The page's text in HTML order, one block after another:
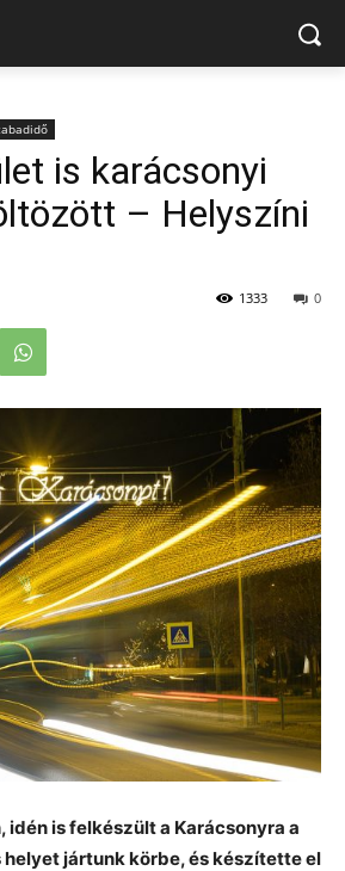
is karácsonyi
– Helyszíni
0
1333
idén is felkészült a Karácsonyra a
helyet jártunk körbe, és készítette el